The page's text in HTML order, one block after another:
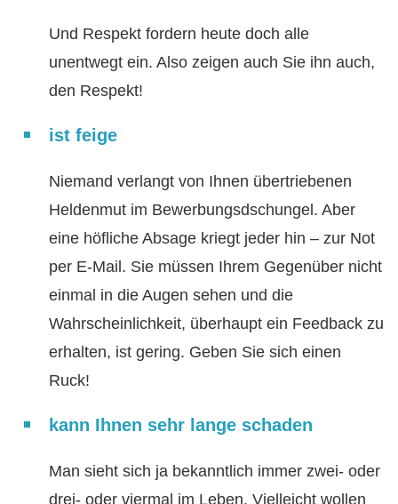
Und Respekt fordern heute doch alle
unentwegt ein. Also zeigen auch Sie ihn auch,
den Respekt!
ist feige
Niemand verlangt von Ihnen übertriebenen
Heldenmut im Bewerbungsdschungel. Aber
eine höfliche Absage kriegt jeder hin – zur Not
per E-Mail. Sie müssen Ihrem Gegenüber nicht
einmal in die Augen sehen und die
Wahrscheinlichkeit, überhaupt ein Feedback zu
erhalten, ist gering. Geben Sie sich einen
Ruck!
kann Ihnen sehr lange schaden
Man sieht sich ja bekanntlich immer zwei- oder
drei- oder viermal im Leben. Vielleicht wollen